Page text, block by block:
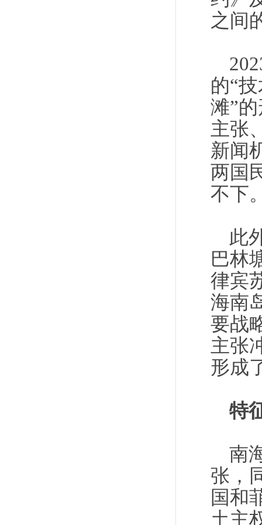
之间
的“
滩”
主张
新闻
两国
不下
此
巴林
律宾
海南
要战
主张
形成
特
南
张，
国和
土主